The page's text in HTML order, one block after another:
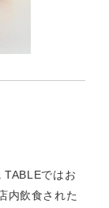
ではお
内飲食された